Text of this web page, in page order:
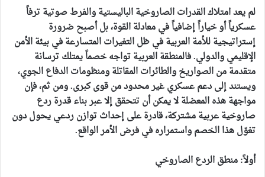
لم يعد امتلاك القدرات الصاروخية الباليستية والفرط صوتية ترفاً
عسكرياً أو خياراً إضافياً في معادلة القوة، بل أصبح ضرورة
إستراتيجية للأمة العربية في ظل التغيرات المتسارعة في بيئة الأمن
الإقليمي والدولي. فالمنطقة العربية تواجه خصماً يمتلك ترسانة
متقدمة من الصواريخ والطائرات المقاتلة ومنظومات الدفاع الجوي،
ويستند إلى دعم عسكري غير محدود من قوى كبرى. ومن ثم، فإن
مواجهة هذه المعضلة لا يمكن أن تتحقق إلا عبر بناء قدرة ردع
صاروخية عربية مشتركة، قادرة على إحداث توازن ردعي يحول دون
تغوّل هذا الخصم واستمراره في فرض الأمر الواقع.
أولاً: منطق الردع الصاروخي